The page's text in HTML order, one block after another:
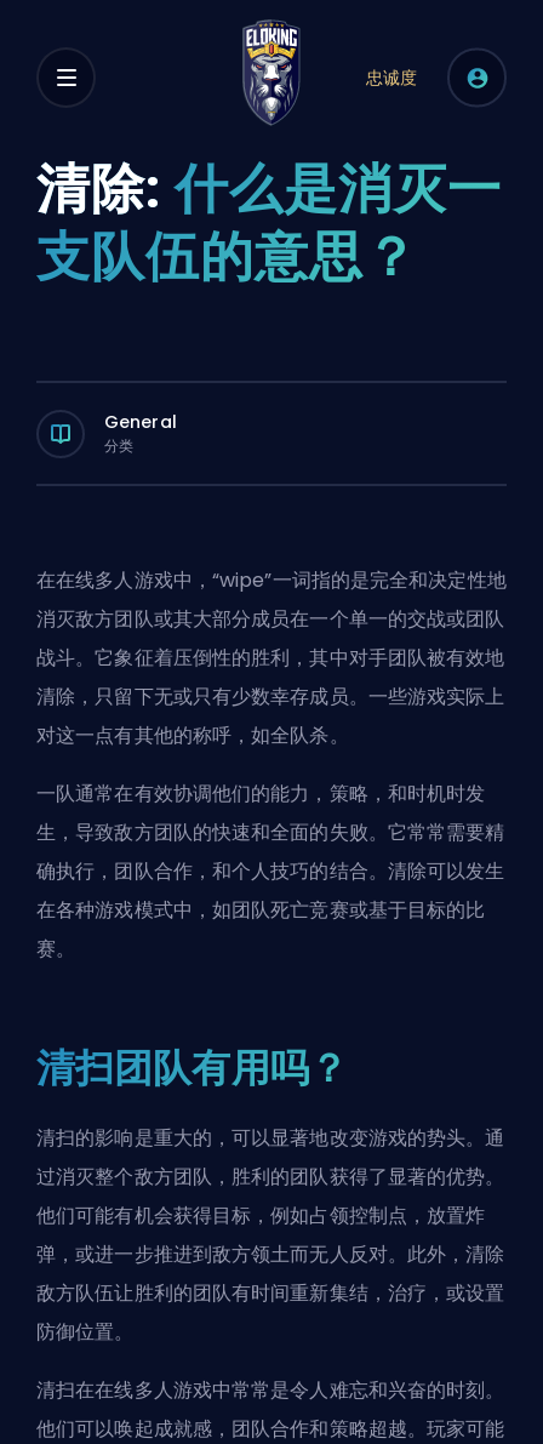
忠诚度
清除: 什么是消灭一
支队伍的意思？
General
分类
在在线多人游戏中，“wipe”一词指的是完全和决定性地
消灭敌方团队或其大部分成员在一个单一的交战或团队
战斗。它象征着压倒性的胜利，其中对手团队被有效地
清除，只留下无或只有少数幸存成员。一些游戏实际上
对这一点有其他的称呼，如全队杀。
一队通常在有效协调他们的能力，策略，和时机时发
生，导致敌方团队的快速和全面的失败。它常常需要精
确执行，团队合作，和个人技巧的结合。清除可以发生
在各种游戏模式中，如团队死亡竞赛或基于目标的比
赛。
清扫团队有用吗？
清扫的影响是重大的，可以显著地改变游戏的势头。通
过消灭整个敌方团队，胜利的团队获得了显著的优势。
他们可能有机会获得目标，例如占领控制点，放置炸
弹，或进一步推进到敌方领土而无人反对。此外，清除
敌方队伍让胜利的团队有时间重新集结，治疗，或设置
防御位置。
清扫在在线多人游戏中常常是令人难忘和兴奋的时刻。
他们可以唤起成就感，团队合作和策略超越。玩家可能